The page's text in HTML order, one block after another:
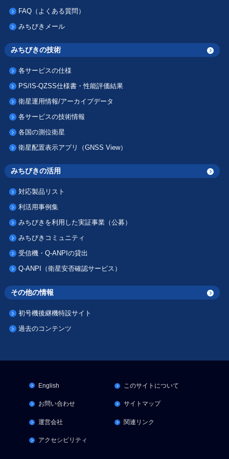
FAQ（よくある質問）
みちびきメール
みちびきの技術
各サービスの仕様
PS/IS-QZSS仕様書・性能評価結果
衛星運用情報/アーカイブデータ
各サービスの技術情報
各国の測位衛星
衛星配置表示アプリ（GNSS View）
みちびきの活用
対応製品リスト
利活用事例集
みちびきを利用した実証事業（公募）
みちびきコミュニティ
受信機・Q-ANPIの貸出
Q-ANPI（衛星安否確認サービス）
その他の情報
初号機後継機特設サイト
過去のコンテンツ
English このサイトについて
お問い合わせ サイトマップ
運営会社 関連リンク
アクセシビリティ